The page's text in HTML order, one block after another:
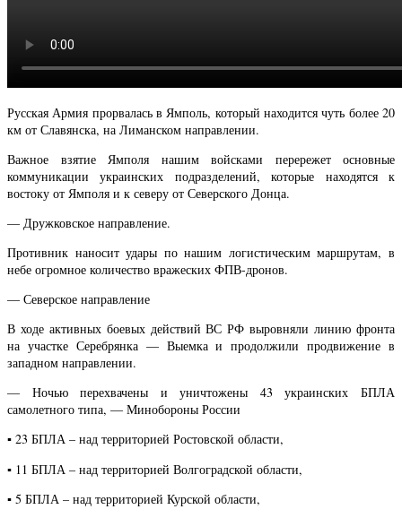
Русская Армия прорвалась в Ямполь, который находится чуть более 20
км от Славянска, на Лиманском направлении.
Важное взятие Ямполя нашим войсками перережет основные
коммуникации украинских подразделений, которые находятся к
востоку от Ямполя и к северу от Северского Донца.
— Дружковское направление.
Противник наносит удары по нашим логистическим маршрутам, в
небе огромное количество вражеских ФПВ-дронов.
— Северское направление
В ходе активных боевых действий ВС РФ выровняли линию фронта
на участке Серебрянка — Выемка и продолжили продвижение в
западном направлении.
— Ночью перехвачены и уничтожены 43 украинских БПЛА
самолетного типа, — Минобороны России
▪️ 23 БПЛА – над территорией Ростовской области,
▪️ 11 БПЛА – над территорией Волгоградской области,
▪️ 5 БПЛА – над территорией Курской области,